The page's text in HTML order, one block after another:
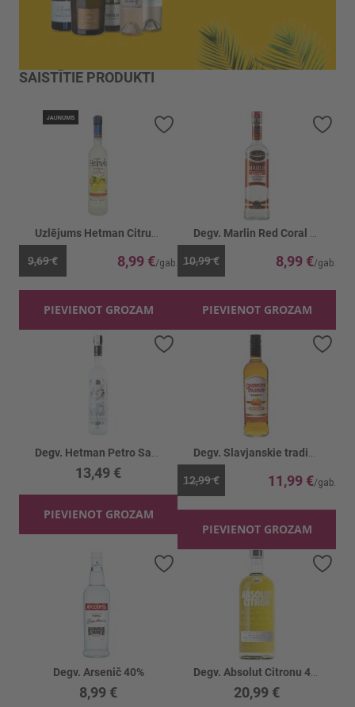
SAISTĪTIE PRODUKTI
9,69 € 8,99 €
PIEVIENOT GROZAM
Pievienot vēlmju sarakstam
10,99 € 8,99 €
PIEVIENOT GROZAM
13,49 €
PIEVIENOT GROZAM
Pievienot vēlmju sarakstam
12,99 € 11,99 €
PIEVIENOT GROZAM
Degv. Arsenič 40%
8,99 €
Pievienot vēlmju sarakstam
20,99 €